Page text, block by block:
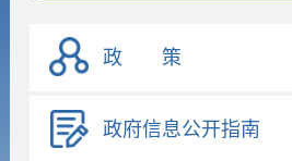
政 策
政府信息公开指南